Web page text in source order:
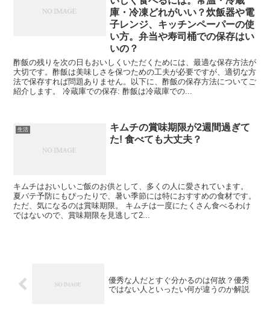
庫・冷凍どれがいい？炊飯器や電
子レンジ、キッチンペーパーの使
い方。弁当や寿司桶での保存はい
いの？
酢飯の残りを次の日もおいしくいただくためには、最適な保存方法が
大切です。酢飯は美味しさを保つための工夫が必要ですが、適切な方
法で保存すれば問題ありません。以下に、酢飯の保存方法についてご
紹介します。 冷蔵庫での保存: 酢飯は冷蔵庫での...
生活
キムチの賞味期限が2週間過ぎて
た! 食べても大丈夫？
キムチはおいしいご飯のお供として、多くの人に愛されています。
夏バテ予防にもぴったりで、暑い季節には特におすすめの食材です。
ただ、気になるのは賞味期限。 キムチは一度にたくさん食べるわけ
ではないので、賞味期限を見逃して2...
優秀な人だとすぐ分かるのは何故？優秀
ではない人といったい何が違うのか解説